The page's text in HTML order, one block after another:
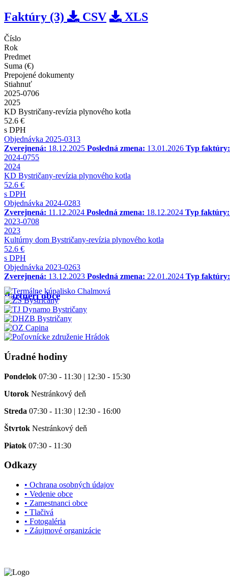
Faktúry (3) CSV XLS
Číslo
Rok
Predmet
Suma (€)
Prepojené dokumenty
Stiahnuť
2025-0706
2025
KD Bystričany-revízia plynového kotla
52.6 €
s DPH
Objednávka 2025-0313
Zverejnená: 18.12.2025 Posledná zmena: 13.01.2026 Typ faktúry:
2024-0755
2024
KD Bystričany-revízia plynového kotla
52.6 €
s DPH
Objednávka 2024-0283
Zverejnená: 11.12.2024 Posledná zmena: 18.12.2024 Typ faktúry:
2023-0708
2023
Kultúrny dom Bystričany-revízia plynového kotla
52.6 €
s DPH
Objednávka 2023-0263
Zverejnená: 13.12.2023 Posledná zmena: 22.01.2024 Typ faktúry:
Partneri obce
Úradné hodiny
Pondelok 07:30 - 11:30 | 12:30 - 15:30
Utorok Nestránkový deň
Streda 07:30 - 11:30 | 12:30 - 16:00
Štvrtok Nestránkový deň
Piatok 07:30 - 11:30
Odkazy
• Ochrana osobných údajov
• Vedenie obce
• Zamestnanci obce
• Tlačivá
• Fotogaléria
• Záujmové organizácie